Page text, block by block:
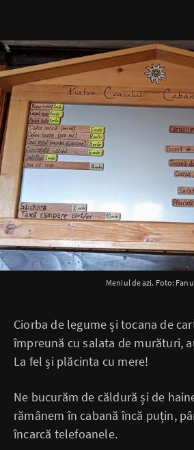
Meniul de azi. Foto:
Ciorba de legume și tocana de
împreună cu salata de murături,
La fel și plăcinta cu mere!
Ne bucurăm de căldură și de
rămânem în cabană încă puțin,
încarcă telefoanele.